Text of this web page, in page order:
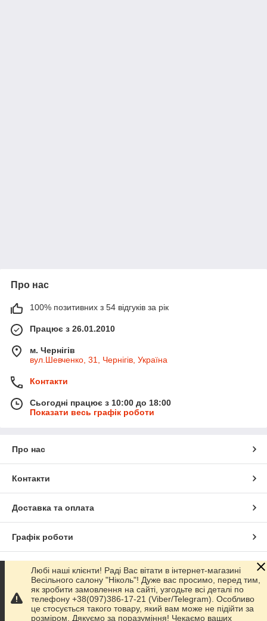
Про нас
100% позитивних з 54 відгуків за рік
Працює з 26.01.2010
м. Чернігів
вул.Шевченко, 31, Чернігів, Україна
Контакти
Сьогодні працює з 10:00 до 18:00
Показати весь графік роботи
Про нас
Контакти
Доставка та оплата
Графік роботи
Повна версія сайту
Сайт створено на маркетплейсіProm.ua
Любі наші клієнти! Раді Вас вітати в інтернет-магазині
Весільного салону "Ніколь"! Дуже вас просимо, перед тим,
як зробити замовлення на сайті, узгодьте всі деталі по
телефону +38(097)386-17-21 (Viber/Telegram). Особливо
це стосується такого товару, який вам може не підійти за
розміром. Дякуємо за поразуміння! Чекаємо ваших